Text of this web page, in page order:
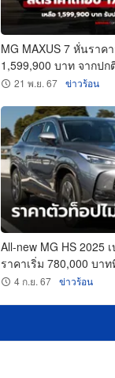
MG MAXUS 7 หั่นราค
1,599,900 บาท จากป
21 พ.ย. 67 ข่าวร้อน
All-new MG HS 2025
ราคาเริ่ม 780,000 บาท
4 ก.ย. 67 ข่าวร้อน